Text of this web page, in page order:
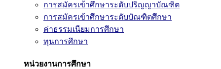
การสมัครเข้าศึกษาระดับปริญญาบัณฑิต
การสมัครเข้าศึกษาระดับบัณฑิตศึกษา
ค่าธรรมเนียมการศึกษา
ทุนการศึกษา
หน่วยงานการศึกษา